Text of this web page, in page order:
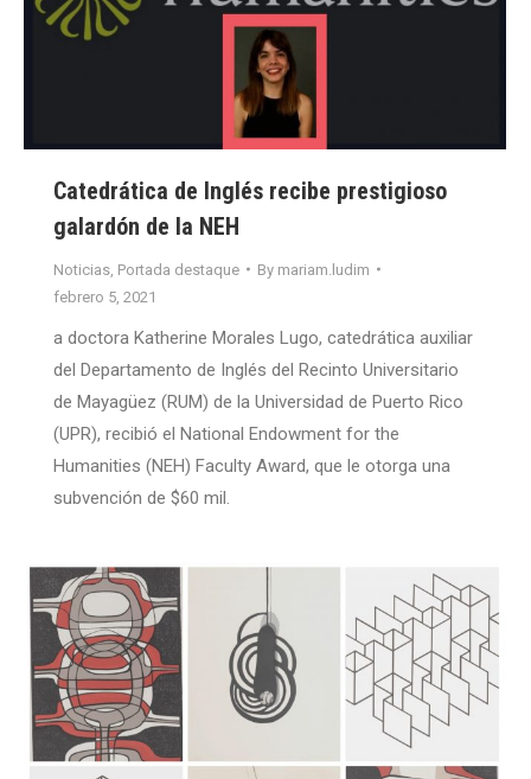
Catedrática de Inglés recibe prestigioso
galardón de la NEH
Noticias Portada destaque By mariam.ludim
febrero 5, 2021
a doctora Katherine Morales Lugo, catedrática auxiliar
del Departamento de Inglés del Recinto Universitario
de Mayagüez (RUM) de la Universidad de Puerto Rico
(UPR), recibió el National Endowment for the
Humanities (NEH) Faculty Award, que le otorga una
subvención de $60 mil.